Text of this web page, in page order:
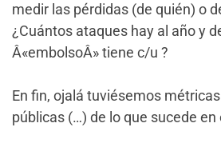
medir las pérdidas (de quién) o
¿Cuántos ataques hay al año y
Â«embolsoÂ» tiene c/u ?
En fin, ojalá tuviésemos
públicas (…) de lo que sucede en